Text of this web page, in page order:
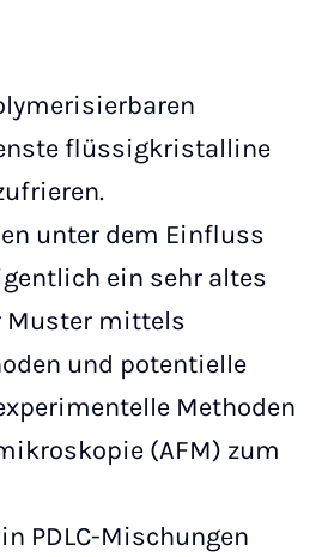
flüssigkristalline
unter dem Einfluss
ein sehr altes
Muster mittels
und potentielle
Methoden
(AFM) zum
PDLC-Mischungen